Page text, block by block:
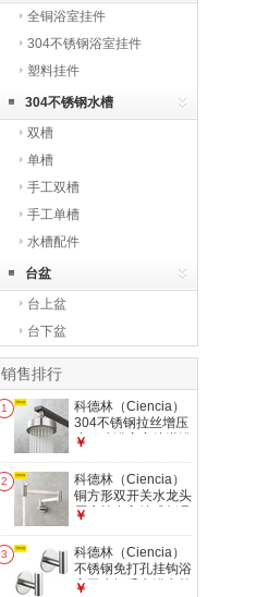
全铜浴室挂件
304不锈钢浴室挂件
塑料挂件
304不锈钢水槽
双槽
单槽
手工双槽
手工单槽
水槽配件
台盆
台上盆
台下盆
销售排行
1
科德林（Ciencia）
304不锈钢拉丝增压
小顶喷浴室宾馆淋浴
洒 2号 拉丝大号钢
片118mm
￥
2
科德林（Ciencia）
铜方形双开关水龙头
厨房灶台入墙式折叠
龙头 3号 拉丝
￥
3
科德林（Ciencia）
不锈钢免打孔挂钩浴
室卫生间毛巾浴巾挂
￥